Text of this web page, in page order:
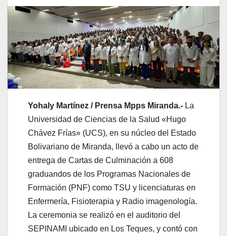
Yohaly Martínez / Prensa Mpps Miranda.- La
Universidad de Ciencias de la Salud «Hugo
Chávez Frías» (UCS), en su núcleo del Estado
Bolivariano de Miranda, llevó a cabo un acto de
entrega de Cartas de Culminación a 608
graduandos de los Programas Nacionales de
Formación (PNF) como TSU y licenciaturas en
Enfermería, Fisioterapia y Radio imagenología.
La ceremonia se realizó en el auditorio del
SEPINAMI ubicado en Los Teques, y contó con